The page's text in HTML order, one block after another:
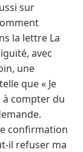
sur
la lettre La
avec
une
que « Je
à compter du
confirmation
il refuser ma